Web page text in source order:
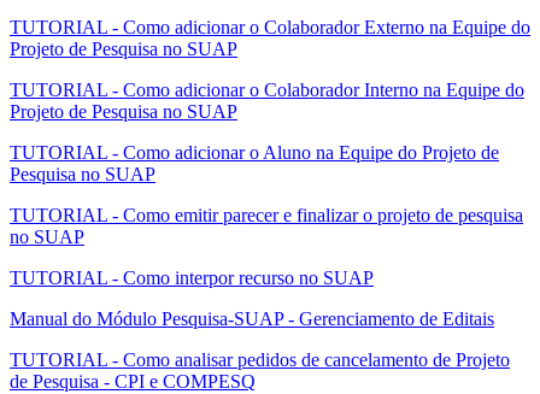
TUTORIAL - Como adicionar o Colaborador Externo na Equipe do
Projeto de Pesquisa no SUAP
TUTORIAL - Como adicionar o Colaborador Interno na Equipe do
Projeto de Pesquisa no SUAP
TUTORIAL - Como adicionar o Aluno na Equipe do Projeto de
Pesquisa no SUAP
TUTORIAL - Como emitir parecer e finalizar o projeto de pesquisa
no SUAP
TUTORIAL - Como interpor recurso no SUAP
Manual do Módulo Pesquisa-SUAP - Gerenciamento de Editais
TUTORIAL - Como analisar pedidos de cancelamento de Projeto
de Pesquisa - CPI e COMPESQ